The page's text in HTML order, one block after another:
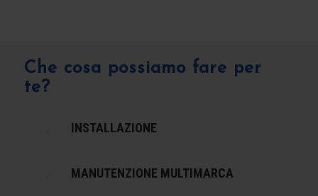
Che cosa possiamo fare per
te?
INSTALLAZIONE
MANUTENZIONE MULTIMARCA